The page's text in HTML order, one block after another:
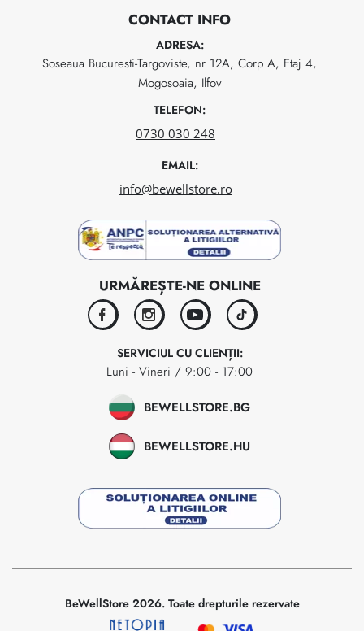
CONTACT INFO
ADRESA:
Soseaua Bucuresti-Targoviste, nr 12A, Corp A, Etaj 4,
Mogosoaia, Ilfov
TELEFON:
0730 030 248
EMAIL:
info@bewellstore.ro
URMĂREȘTE-NE ONLINE
facebookinstagramyoutubetiktok
SERVICIUL CU CLIENȚII:
Luni - Vineri / 9:00 - 17:00
BEWELLSTORE.BG
BEWELLSTORE.HU
BeWellStore 2026. Toate drepturile rezervate